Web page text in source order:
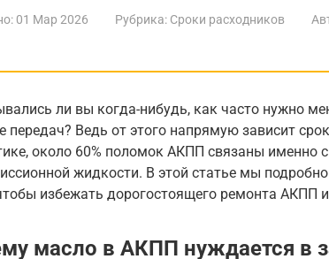
01 Мар 2026 Рубрика: Сроки расходников
ли вы когда-нибудь, как часто нужно
передач? Ведь от этого напрямую зависит
около 60% поломок АКПП связаны именно
жидкости. В этой статье мы
избежать дорогостоящего ремонта АКПП
масло в АКПП нуждается в